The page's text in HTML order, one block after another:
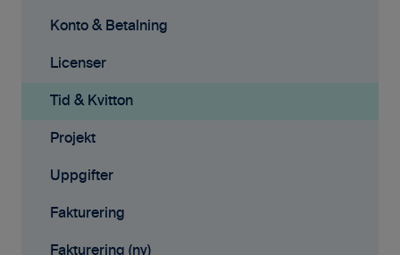
Ekonomisystem
Tid & Kvitton
Projekt
Fakturering (ny)
Kontakter
Avtal
Affärsmöjligheter
Konto & Betalning
Licenser
Tid & Kvitton
Projekt
Uppgifter
Fakturering
Fakturering (ny)